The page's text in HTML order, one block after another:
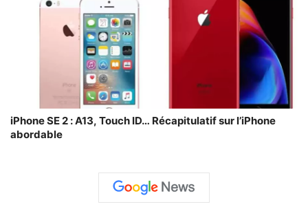
iPhone SE 2 : A13, Touch ID… Récapitulatif sur l’iPhone
abordable